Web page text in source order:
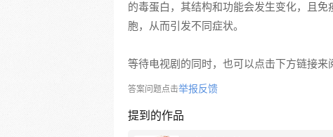
的毒蛋白，其结构和功能会发生变化，且
胞，从而引发不同症状。
等待电视剧的同时，也可以点击下方链接来
答案问题点击举报反馈
提到的作品